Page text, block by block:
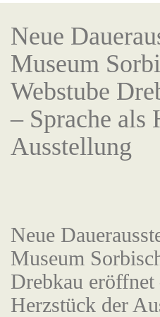
Neue
Museum
Webstube
– Sprache als
Ausstellung
Neue
Museum
Drebkau eröffnet
Herzstück der